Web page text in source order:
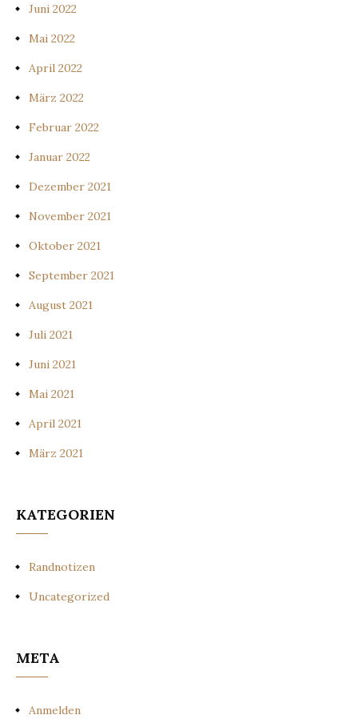
Juni 2022
Mai 2022
April 2022
März 2022
Februar 2022
Januar 2022
Dezember 2021
November 2021
Oktober 2021
September 2021
August 2021
Juli 2021
Juni 2021
Mai 2021
April 2021
März 2021
KATEGORIEN
Randnotizen
Uncategorized
META
Anmelden